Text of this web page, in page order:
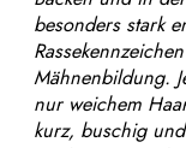
besonders stark
Mähnenbildung.
nur weichem
kurz, buschig